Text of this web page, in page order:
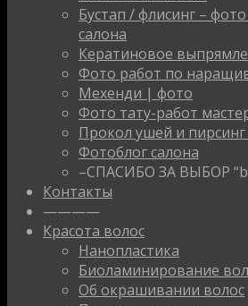
Бустап / флисинг –
салона
Кератиновое
Фото работ по
Мехенди | фото
Фото тату-работ
Прокол ушей и
Фотоблог салона
–СПАСИБО ЗА ВЫБОР
Контакты
————
Красота волос
Нанопластика
Биоламинирование
Об окрашивании волос